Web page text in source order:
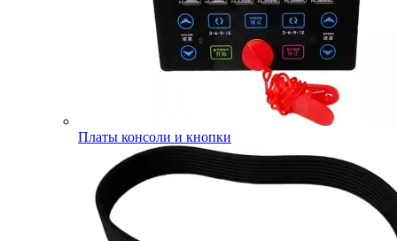
Платы консоли и кнопки